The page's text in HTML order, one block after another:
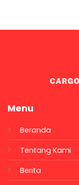
Menu
Beranda
Tentang Kami
Berita